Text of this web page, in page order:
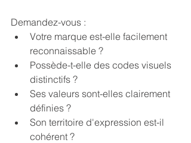
Demandez-vous :
Votre marque est-elle facilement
reconnaissable ?
Possède-t-elle des codes visuels
distinctifs ?
Ses valeurs sont-elles clairement
définies ?
Son territoire d'expression est-il
cohérent ?